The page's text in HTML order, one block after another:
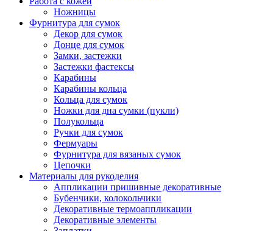
Ножницы
Фурнитура для сумок
Декор для сумок
Донце для сумок
Замки, застежки
Застежки фастексы
Карабины
Карабины кольца
Кольца для сумок
Ножки для дна сумки (пукли)
Полукольца
Ручки для сумок
Фермуары
Фурнитура для вязаных сумок
Цепочки
Материалы для рукоделия
Аппликации пришивные декоративные
Бубенчики, колокольчики
Декоративные термоаппликации
Декоративные элементы